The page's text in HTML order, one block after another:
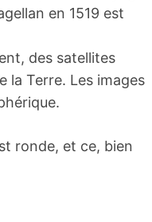
en 1519 est
des satellites
la Terre. Les images
ronde, et ce, bien